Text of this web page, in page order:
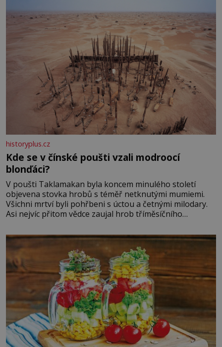
historyplus.cz
Kde se v čínské poušti vzali modroocí
blonďáci?
V poušti Taklamakan byla koncem minulého století
objevena stovka hrobů s téměř netknutými mumiemi.
Všichni mrtví byli pohřbeni s úctou a četnými milodary.
Asi nejvíc přitom vědce zaujal hrob tříměsíčního
blonďaté vlásky. Fakt, že jsou těla dávných lidí nesmírně
dobře zachovalá, přičítají odborníci zdejším klimatickým
podmínkám. Sucho, prosolené písky a extrémně